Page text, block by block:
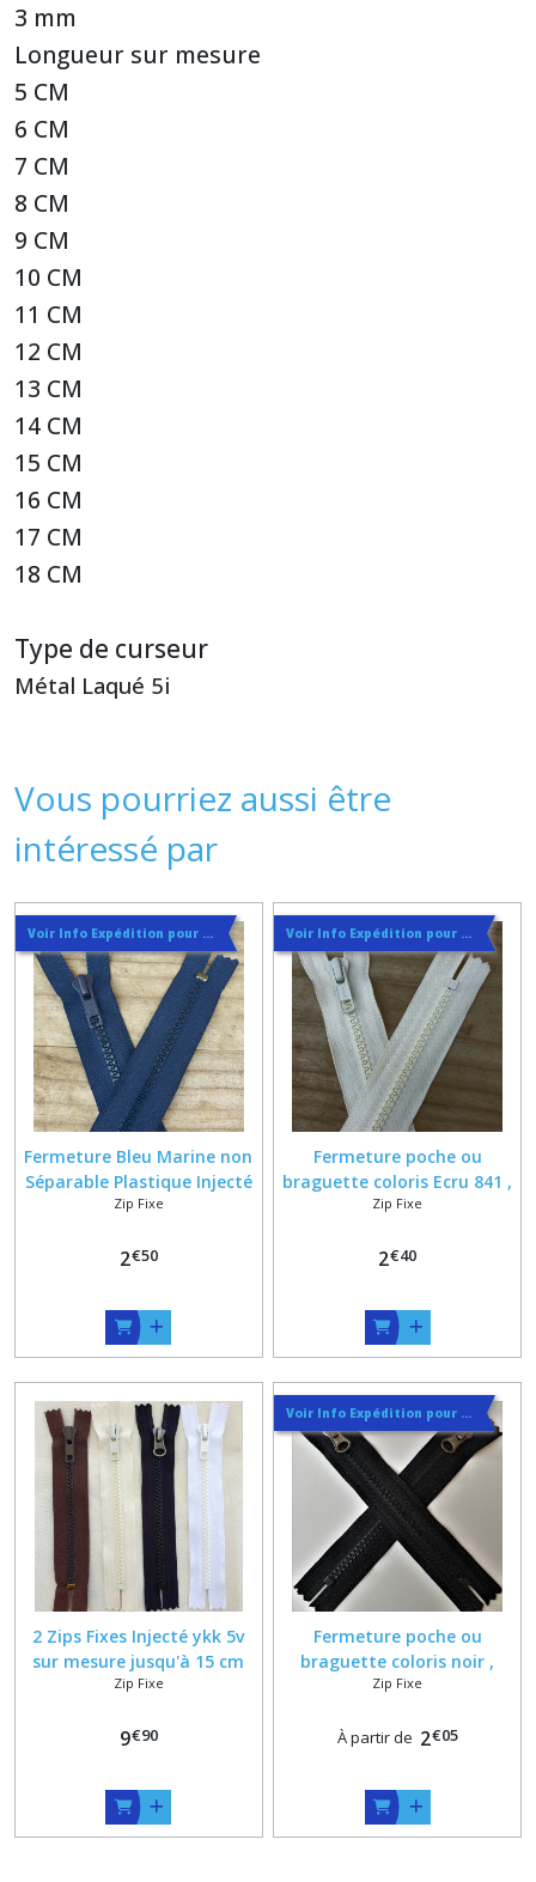
3 mm
Longueur sur mesure
5 CM
6 CM
7 CM
8 CM
9 CM
10 CM
11 CM
12 CM
13 CM
14 CM
15 CM
16 CM
17 CM
18 CM
Type de curseur
Métal Laqué 5i
Vous pourriez aussi être
intéressé par
Voir Info Expédition pour Régler les Frais de Port au Meilleur Prix , En haut d'ecran à Droite
Fermeture Bleu Marine non
Séparable Plastique Injecté
5Vi sur Mesure Maxi 22 cm ,
Zip Fixe
2€50
Voir Info Expédition pour Régler les Frais de Port au Meilleur Prix , En haut d'ecran à Droite
Fermeture poche ou
braguette coloris Ecru 841 ,
Longueur sur mesure de 5 à
Zip Fixe
2€40
2 Zips Fixes Injecté ykk 5v
sur mesure jusqu'à 15 cm
Zip Fixe
9€90
Voir Info Expédition pour Régler les Frais de Port au Meilleur Prix , En haut d'ecran à Droite
Fermeture poche ou
braguette coloris noir ,
Longueur sur mesure de 5 à
et 5VS
Zip Fixe
À partir de 2€05